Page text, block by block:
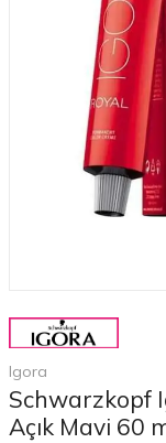
Igora
Schwarzkopf
Açık Mavi 60